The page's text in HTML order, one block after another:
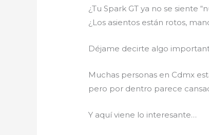
¿Tu Spark GT ya no se siente
¿Los asientos están rotos,
Déjame decirte algo
Muchas personas en Cdmx
pero por dentro parece
Y aquí viene lo interesante…